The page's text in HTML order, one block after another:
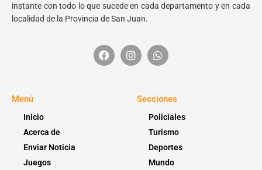
instante con todo lo que sucede en cada departamento y en cada
localidad de la Provincia de San Juan.
Menú
Inicio
Acerca de
Enviar Noticia
Juegos
Secciones
Policiales
Turismo
Deportes
Mundo